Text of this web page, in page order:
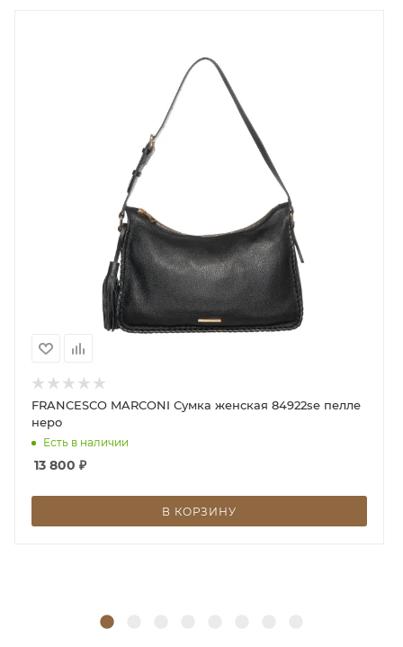
FRANCESCO MARCONI Сумка женская 84922se пелле
неро
Есть в наличии
13 800 ₽
В КОРЗИНУ